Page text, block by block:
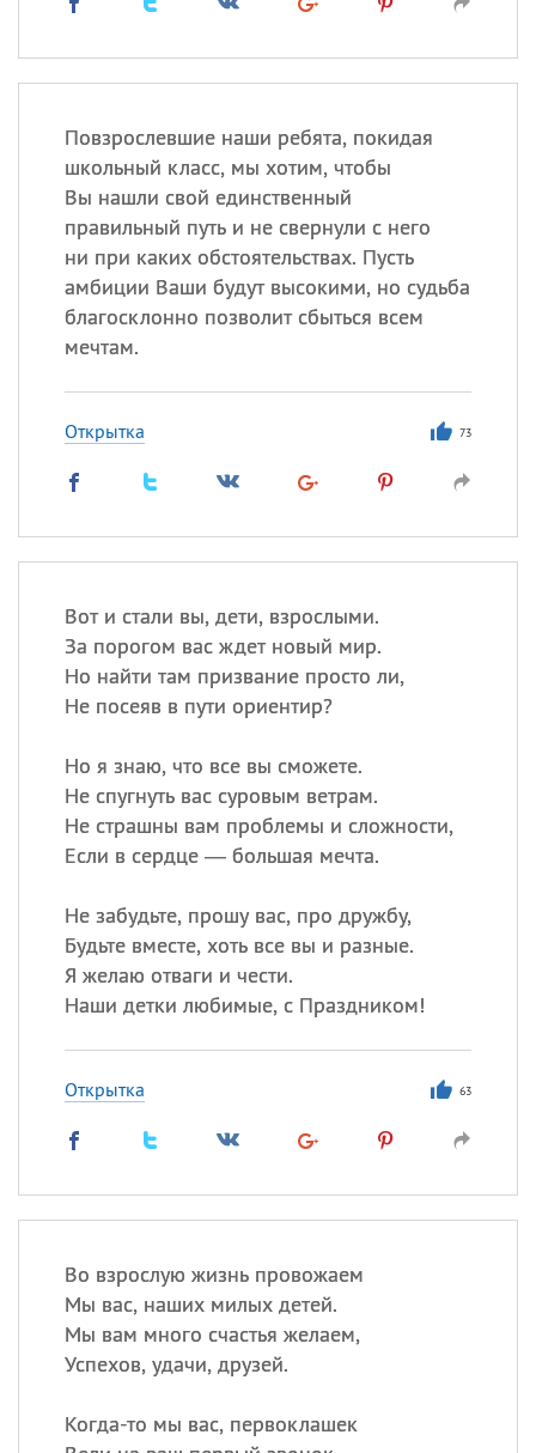
Повзрослевшие наши ребята, покидая
школьный класс, мы хотим, чтобы
Вы нашли свой единственный
правильный путь и не свернули с него
ни при каких обстоятельствах. Пусть
амбиции Ваши будут высокими, но судьба
благосклонно позволит сбыться всем
мечтам.
Открытка 73
Вот и стали вы, дети, взрослыми.
За порогом вас ждет новый мир.
Но найти там призвание просто ли,
Не посеяв в пути ориентир?
Но я знаю, что все вы сможете.
Не спугнуть вас суровым ветрам.
Не страшны вам проблемы и сложности,
Если в сердце — большая мечта.
Не забудьте, прошу вас, про дружбу,
Будьте вместе, хоть все вы и разные.
Я желаю отваги и чести.
Наши детки любимые, с Праздником!
Открытка 63
Во взрослую жизнь провожаем
Мы вас, наших милых детей.
Мы вам много счастья желаем,
Успехов, удачи, друзей.
Когда-то мы вас, первоклашек